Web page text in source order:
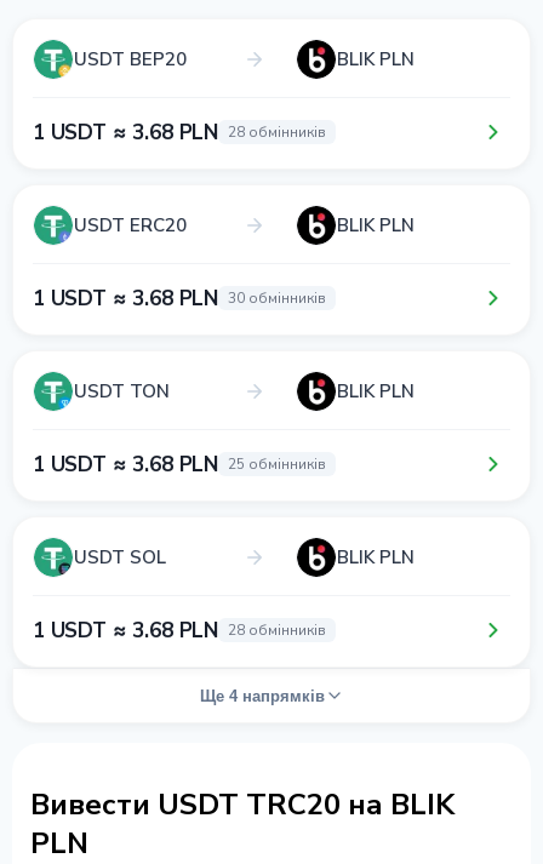
USDT BEP20 BLIK PLN
1 USDT ≈ 3.68 PLN 28 обмінників
USDT ERC20 BLIK PLN
1 USDT ≈ 3.68 PLN 30 обмінників
USDT TON BLIK PLN
1 USDT ≈ 3.68 PLN 25 обмінників
USDT SOL BLIK PLN
1 USDT ≈ 3.68 PLN 28 обмінників
Ще 4 напрямків
Вивести USDT TRC20 на BLIK
PLN